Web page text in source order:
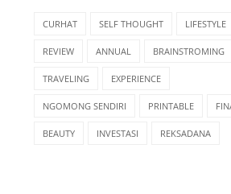
CURHAT SELF THOUGHT LIFESTYLE
REVIEW ANNUAL BRAINSTROMING
TRAVELING EXPERIENCE
NGOMONG SENDIRI PRINTABLE
BEAUTY INVESTASI REKSADANA